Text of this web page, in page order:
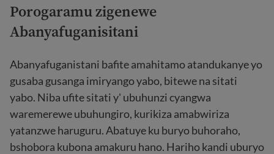
Porogaramu zigenewe
Abanyafuganisitani
Abanyafuganistani bafite amahitamo atandukanye yo
gusaba gusanga imiryango yabo, bitewe na sitati
yabo. Niba ufite sitati y' ubuhunzi cyangwa
waremerewe ubuhungiro, kurikiza amabwiriza
yatanzwe haruguru. Abatuye ku buryo buhoraho,
bshobora kubona amakuru hano. Hariho kandi uburyo